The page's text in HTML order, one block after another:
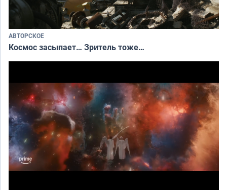
АВТОРСКОЕ
Космос засыпает… Зритель тоже…